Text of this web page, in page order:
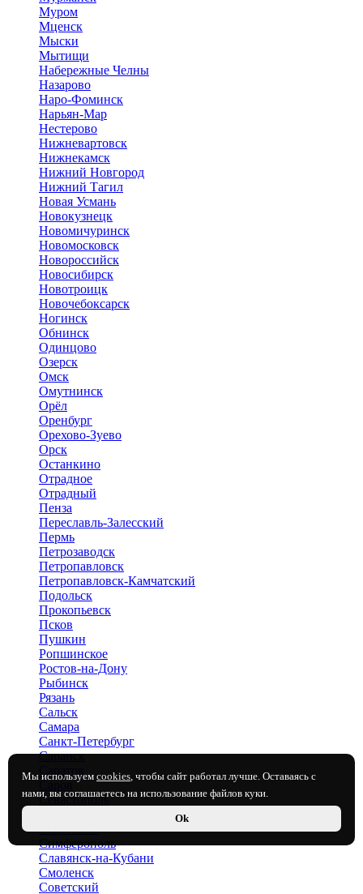
Мы используем cookies, чтобы сайт работал лучше. Оставаясь с
нами, вы соглашаетесь на использование файлов куки.
Ok
Муром
Мценск
Мыски
Мытищи
Набережные Челны
Назарово
Наро-Фоминск
Нарьян-Мар
Нестерово
Нижневартовск
Нижнекамск
Нижний Новгород
Нижний Тагил
Новая Усмань
Новокузнецк
Новомичуринск
Новомосковск
Новороссийск
Новосибирск
Новотроицк
Новочебоксарск
Ногинск
Обнинск
Одинцово
Озерск
Омск
Омутнинск
Орёл
Оренбург
Орехово-Зуево
Орск
Останкино
Отрадное
Отрадный
Пенза
Переславль-Залесский
Пермь
Петрозаводск
Петропавловск
Петропавловск-Камчатский
Подольск
Прокопьевск
Псков
Пушкин
Ропшинское
Ростов-на-Дону
Рыбинск
Рязань
Сальск
Самара
Санкт-Петербург
Саранск
Севастополь
Сертолово
Симферополь
Славянск-на-Кубани
Смоленск
Советский